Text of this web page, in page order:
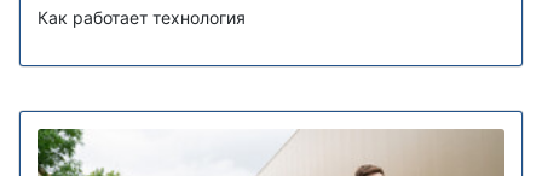
Как работает технология